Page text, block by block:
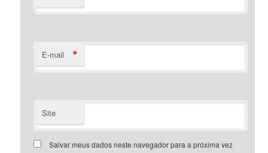
E-mail *
Site
Salvar meus dados neste navegador para a próxima vez